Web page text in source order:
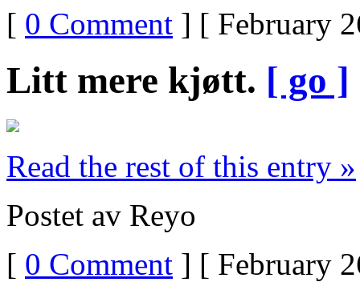
[ 0 Comment ] [ February
Litt mere kjøtt. [ go ]
Read the rest of this entry »
Postet av Reyo
[ 0 Comment ] [ February